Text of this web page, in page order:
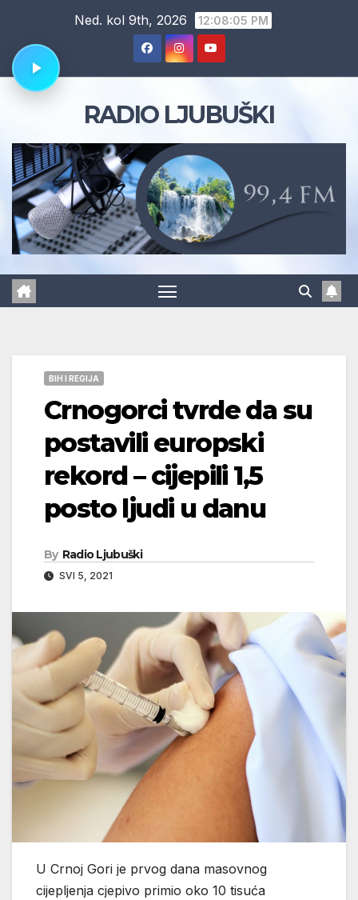
content
Ned. kol 9th, 2026 12:08:05 PM
RADIO LJUBUŠKI
BIH I REGIJA
Crnogorci tvrde da su
postavili europski
rekord – cijepili 1,5
posto ljudi u danu
By Radio Ljubuški
SVI 5, 2021
U Crnoj Gori je prvog dana masovnog
cijepljenja cjepivo primio oko 10 tisuća